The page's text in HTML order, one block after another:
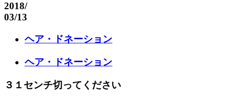
2018/
03/13
ヘア・ドネーション
ヘア・ドネーション
３１センチ切ってください